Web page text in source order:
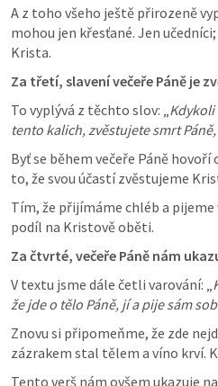
A z toho všeho ještě přirozeně
mohou jen křesťané. Jen
Krista.
Za třetí, slavení večeře Páně je
To vyplývá z těchto slov: „Kdykoli
tento kalich, zvěstujete smrt
Byť se během večeře Páně
to, že svou účastí zvěstujeme
Tím, že přijímáme chléb a
podíl na Kristově oběti.
Za čtvrté, večeře Páně nám
V textu jsme dále četli varování: „
že jde o tělo Páně, jí a pije sám
Znovu si připomeňme, že zde
zázrakem stal tělem a víno krví.
Tento verš nám ovšem ukazuje